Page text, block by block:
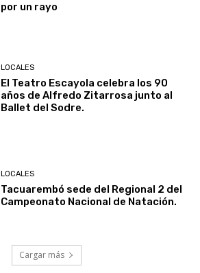
por un rayo
LOCALES
El Teatro Escayola celebra los 90
años de Alfredo Zitarrosa junto al
Ballet del Sodre.
LOCALES
Tacuarembó sede del Regional 2 del
Campeonato Nacional de Natación.
Cargar más